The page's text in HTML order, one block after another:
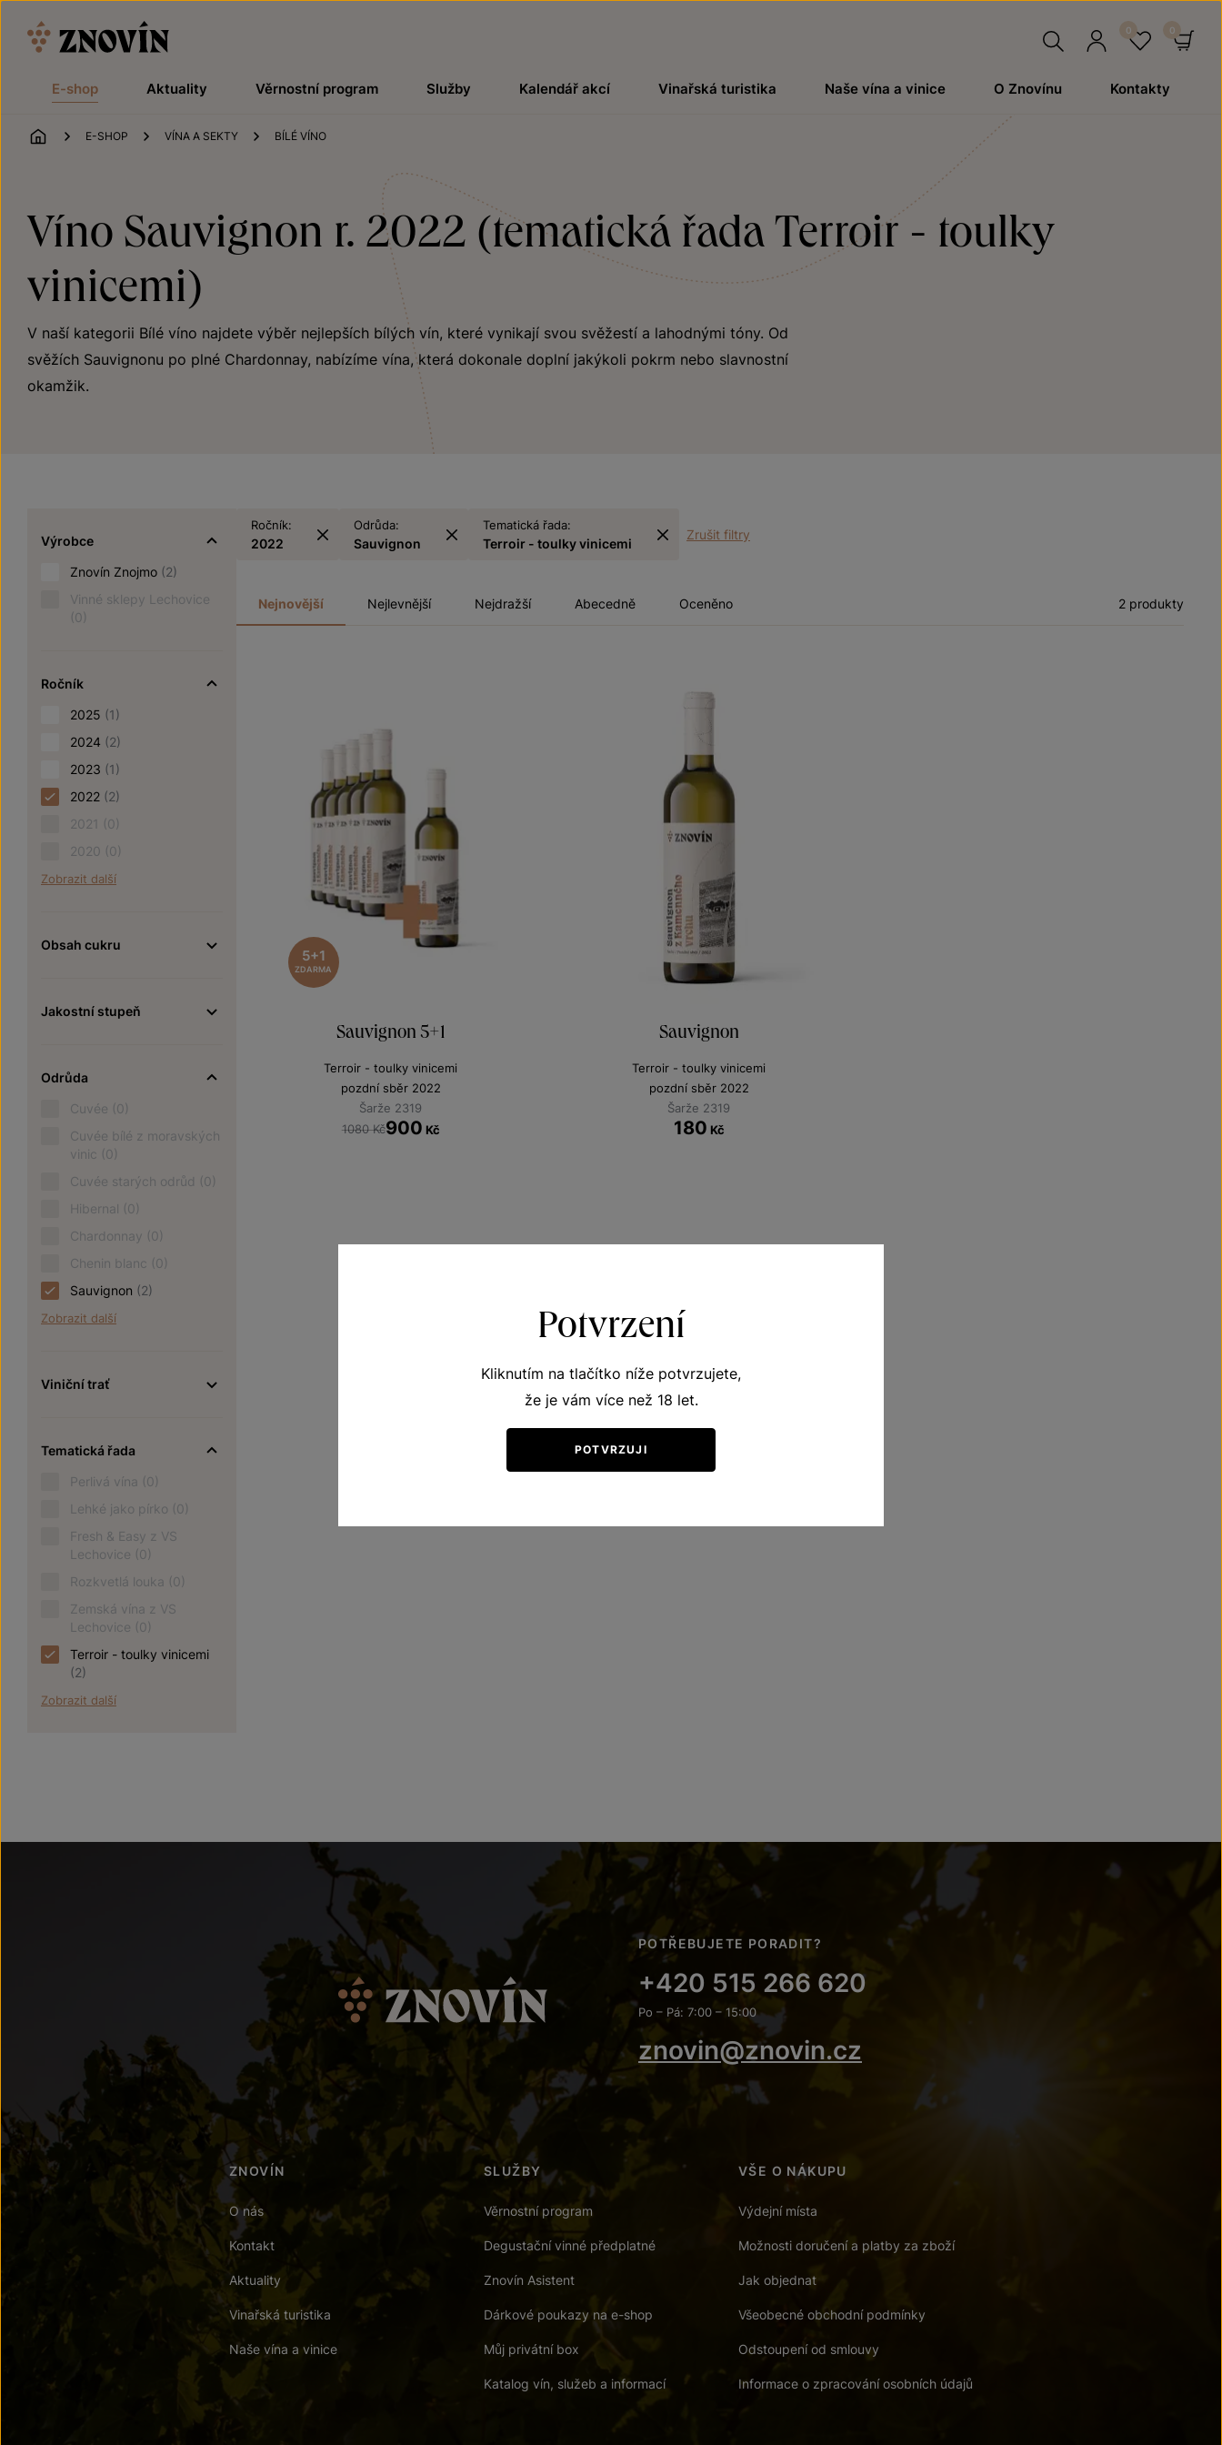
E-shop Aktuality Věrnostní program Služby Kalendář akcí Vinařská turistika Naše vína a vinice O Znovínu Kontakty
ÚVOD
E-SHOP VÍNA A SEKTY BÍLÉ VÍNO
Víno Sauvignon r. 2022 (tematická řada Terroir - toulky
vinicemi)
V naší kategorii Bílé víno najdete výběr nejlepších bílých vín, které vynikají svou svěžestí a lahodnými tóny. Od
svěžích Sauvignonu po plné Chardonnay, nabízíme vína, která dokonale doplní jakýkoli pokrm nebo slavnostní
okamžik.
Výrobce
Znovín Znojmo (2)
Vinné sklepy Lechovice
(0)
Ročník
2025 (1)
2024 (2)
2023 (1)
2022 (2)
2021 (0)
2020 (0)
Zobrazit další
Obsah cukru
Jakostní stupeň
Odrůda
Cuvée (0)
Cuvée bílé z moravských
vinic (0)
Cuvée starých odrůd (0)
Hibernal (0)
Chardonnay (0)
Chenin blanc (0)
Sauvignon (2)
Zobrazit další
Viniční trať
Tematická řada
Perlivá vína (0)
Lehké jako pírko (0)
Fresh & Easy z VS
Lechovice (0)
Rozkvetlá louka (0)
Zemská vína z VS
Lechovice (0)
Terroir - toulky vinicemi
(2)
Zobrazit další
Ročník:
2022
Odrůda:
Sauvignon
Tematická řada:
Terroir - toulky vinicemi
Zrušit filtry
Nejnovější Nejlevnější Nejdražší Abecedně Oceněno 2 produkty
5+1
ZDARMA
Sauvignon 5+1
Terroir - toulky vinicemi
pozdní sběr 2022
Šarže 2319
1080 Kč900 Kč
Sauvignon
Terroir - toulky vinicemi
pozdní sběr 2022
Šarže 2319
180 Kč
POTŘEBUJETE PORADIT?
+420 515 266 620
Po – Pá: 7:00 – 15:00
znovin@znovin.cz
ZNOVÍN
O nás
Kontakt
Aktuality
Vinařská turistika
Naše vína a vinice
SLUŽBY
Věrnostní program
Degustační vinné předplatné
Znovín Asistent
Dárkové poukazy na e-shop
Můj privátní box
Katalog vín, služeb a informací
VŠE O NÁKUPU
Výdejní místa
Možnosti doručení a platby za zboží
Jak objednat
Všeobecné obchodní podmínky
Odstoupení od smlouvy
Informace o zpracování osobních údajů
Potvrzení
Kliknutím na tlačítko níže potvrzujete,
že je vám více než 18 let.
POTVRZUJI